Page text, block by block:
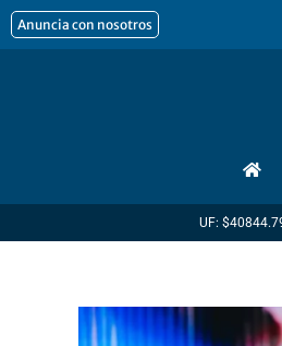
al
Anuncia con nosotros
UF: